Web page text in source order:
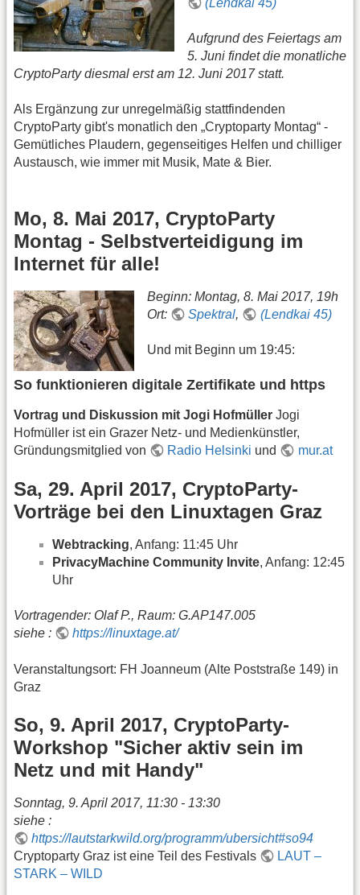
(Lendkai 45)
Aufgrund des Feiertags am
5. Juni findet die monatliche
CryptoParty diesmal erst am 12. Juni 2017 statt.
Als Ergänzung zur unregelmäßig stattfindenden
CryptoParty gibt's monatlich den „Cryptoparty Montag“ -
Gemütliches Plaudern, gegenseitiges Helfen und chilliger
Austausch, wie immer mit Musik, Mate & Bier.
Mo, 8. Mai 2017, CryptoParty
Montag - Selbstverteidigung im
Internet für alle!
Beginn: Montag, 8. Mai 2017, 19h
Ort:
Spektral, (Lendkai 45)
Und mit Beginn um 19:45:
So funktionieren digitale Zertifikate und https
Vortrag und Diskussion mit Jogi Hofmüller Jogi
Hofmüller ist ein Grazer Netz- und Medienkünstler,
Gründungsmitglied von
Radio Helsinki und mur.at
Sa, 29. April 2017, CryptoParty-
Vorträge bei den Linuxtagen Graz
Webtracking, Anfang: 11:45 Uhr
PrivacyMachine Community Invite, Anfang: 12:45
Uhr
Vortragender: Olaf P., Raum: G.AP147.005
siehe :
https://linuxtage.at/
Veranstaltungsort: FH Joanneum (Alte Poststraße 149) in
Graz
So, 9. April 2017, CryptoParty-
Workshop "Sicher aktiv sein im
Netz und mit Handy"
Sonntag, 9. April 2017, 11:30 - 13:30
siehe :
https://lautstarkwild.org/programm/ubersicht#so94
Cryptoparty Graz ist eine Teil des Festivals
LAUT –
STARK – WILD